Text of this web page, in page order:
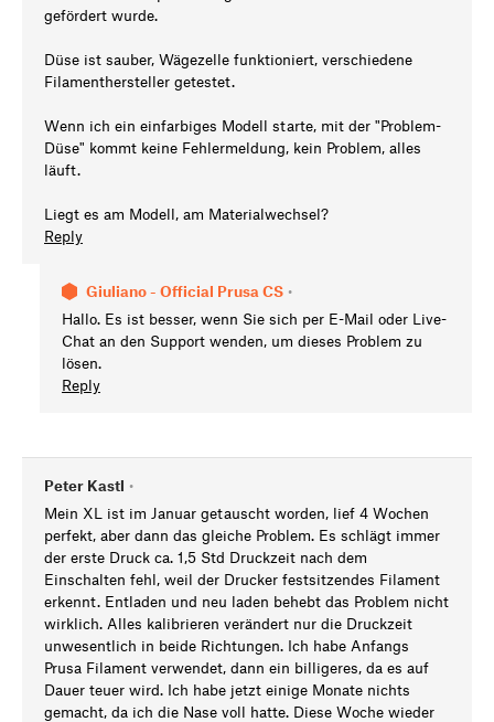
gefördert wurde.
Düse ist sauber, Wägezelle funktioniert, verschiedene
Filamenthersteller getestet.
Wenn ich ein einfarbiges Modell starte, mit der "Problem-
Düse" kommt keine Fehlermeldung, kein Problem, alles
läuft.
Liegt es am Modell, am Materialwechsel?
Reply
Giuliano - Official Prusa CS •
Hallo. Es ist besser, wenn Sie sich per E-Mail oder Live-
Chat an den Support wenden, um dieses Problem zu
lösen.
Reply
Peter Kastl •
Mein XL ist im Januar getauscht worden, lief 4 Wochen
perfekt, aber dann das gleiche Problem. Es schlägt immer
der erste Druck ca. 1,5 Std Druckzeit nach dem
Einschalten fehl, weil der Drucker festsitzendes Filament
erkennt. Entladen und neu laden behebt das Problem nicht
wirklich. Alles kalibrieren verändert nur die Druckzeit
unwesentlich in beide Richtungen. Ich habe Anfangs
Prusa Filament verwendet, dann ein billigeres, da es auf
Dauer teuer wird. Ich habe jetzt einige Monate nichts
gemacht, da ich die Nase voll hatte. Diese Woche wieder